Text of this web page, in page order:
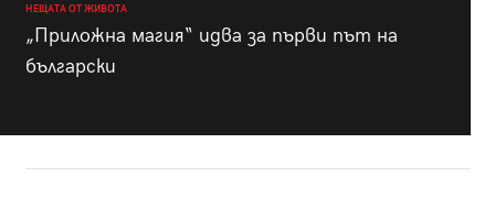
НЕЩАТА ОТ ЖИВОТА
„Приложна магия“ идва за първи път на
български